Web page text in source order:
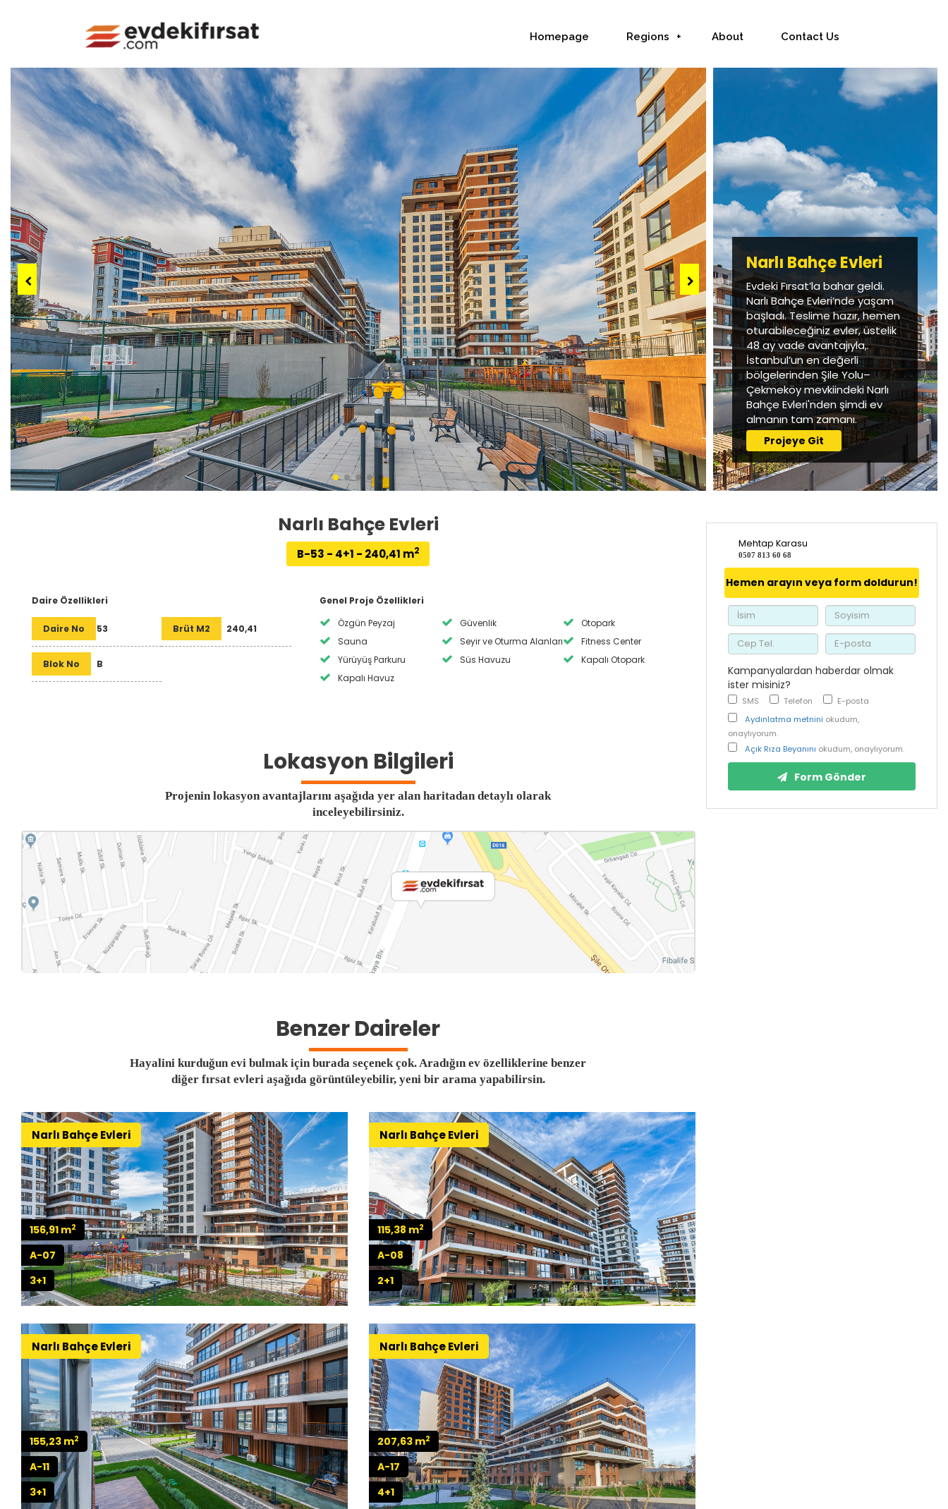
Homepage Regions About Contact Us
Narlı Bahçe Evleri
Evdeki Fırsat’la bahar geldi.
Narlı Bahçe Evleri’nde yaşam
başladı. Teslime hazır, hemen
oturabileceğiniz evler, üstelik
48 ay vade avantajıyla,.
İstanbul’un en değerli
bölgelerinden Şile Yolu–
Çekmeköy mevkiindeki Narlı
Bahçe Evleri'nden şimdi ev
almanın tam zamanı.
Projeye Git
Narlı Bahçe Evleri
B-53 - 4+1 - 240,41 m2
Daire Özellikleri
Daire No 53 Brüt M2 240,41
Blok No B
Genel Proje Özellikleri
Özgün Peyzaj
Güvenlik
Otopark
Sauna
Seyir ve Oturma Alanları
Fitness Center
Yürüyüş Parkuru
Süs Havuzu
Kapalı Otopark
Kapalı Havuz
Lokasyon Bilgileri
Projenin lokasyon avantajlarını aşağıda yer alan haritadan detaylı olarak
inceleyebilirsiniz.
Benzer Daireler
Hayalini kurduğun evi bulmak için burada seçenek çok. Aradığın ev özelliklerine benzer
diğer fırsat evleri aşağıda görüntüleyebilir, yeni bir arama yapabilirsin.
Narlı Bahçe Evleri
156,91 m2
A-07
3+1
Narlı Bahçe Evleri
115,38 m2
A-08
2+1
Narlı Bahçe Evleri
155,23 m2
A-11
3+1
Narlı Bahçe Evleri
207,63 m2
A-17
4+1
Mehtap Karasu
0507 813 60 68
Hemen arayın veya form doldurun!
Kampanyalardan haberdar olmak
ister misiniz?
SMS Telefon
E-posta
Aydınlatma metnini okudum,
onaylıyorum.
Açık Rıza Beyanını okudum, onaylıyorum.
Form Gönder